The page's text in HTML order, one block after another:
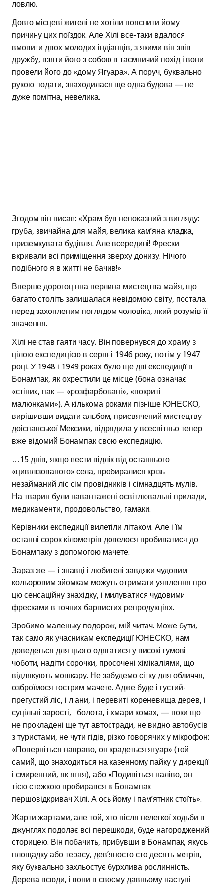
ловлю.
Довго місцеві жителі не хотіли пояснити йому
причину цих поїздок. Але Хілі все-таки вдалося
вмовити двох молодих індіанців, з якими він звів
дружбу, взяти його з собою в таємничий похід і вони
провели його до «дому Ягуара». А поруч, буквально
рукою подати, знаходилася ще одна будова — не
дуже помітна, невелика.
Згодом він писав: «Храм був непоказний з вигляду:
груба, звичайна для майя, велика кам’яна кладка,
приземкувата будівля. Але всередині! Фрески
вкривали всі приміщення зверху донизу. Нічого
подібного я в житті не бачив!»
Вперше дорогоцінна перлина мистецтва майя, що
багато століть залишалася невідомою світу, постала
перед захопленим поглядом чоловіка, який розумів її
значення.
Хілі не став гаяти часу. Він повернувся до храму з
цілою експедицією в серпні 1946 року, потім у 1947
році. У 1948 і 1949 роках було ще дві експедиції в
Бонампак, як охрестили це місце (бона означає
«стіни», пак — «розфарбовані», «покриті
малюнками»). А кількома роками пізніше ЮНЕСКО,
вирішивши видати альбом, присвячений мистецтву
доіспанської Мексики, відрядила у всесвітньо тепер
вже відомий Бонампак свою експедицію.
…15 днів, якщо вести відлік від останнього
«цивілізованого» села, пробиралися крізь
незайманий ліс сім провідників і сімнадцять мулів.
На тварин були навантажені освітлювальні прилади,
медикаменти, продовольство, гамаки.
Керівники експедиції вилетіли літаком. Але і їм
останні сорок кілометрів довелося пробиватися до
Бонампаку з допомогою мачете.
Зараз же — і знавці і любителі завдяки чудовим
кольоровим зйомкам можуть отримати уявлення про
цю сенсаційну знахідку, і милуватися чудовими
фресками в точних барвистих репродукціях.
Зробимо маленьку подорож, мій читач. Може бути,
так само як учасникам експедиції ЮНЕСКО, нам
доведеться для цього одягатися у високі гумові
чоботи, надіти сорочки, просочені хімікаліями, що
відлякують мошкару. Не забудемо сітку для обличчя,
озброїмося гострим мачете. Адже буде і густий-
прегустий ліс, і ліани, і перевиті кореневища дерев, і
суцільні зарості, і болота, і хмари комах, — поки що
не прокладені ще тут автостради, не видно автобусів
з туристами, не чути гідів, різко говорячих у мікрофон:
«Поверніться направо, он крадеться ягуар» (той
самий, що знаходиться на казенному пайку у дирекції
і смиренний, як ягня), або «Подивіться наліво, он
тією стежкою пробирався в Бонампак
першовідкривач Хілі. А ось йому і пам’ятник стоїть».
Жарти жартами, але той, хто після нелегкої ходьби в
джунглях подолає всі перешкоди, буде нагороджений
сторицею. Він побачить, прибувши в Бонампак, якусь
площадку або терасу, дев’яносто сто десять метрів,
яку буквально захльостує бурхлива рослинність.
Дерева всюди, і вони в своєму давньому наступі